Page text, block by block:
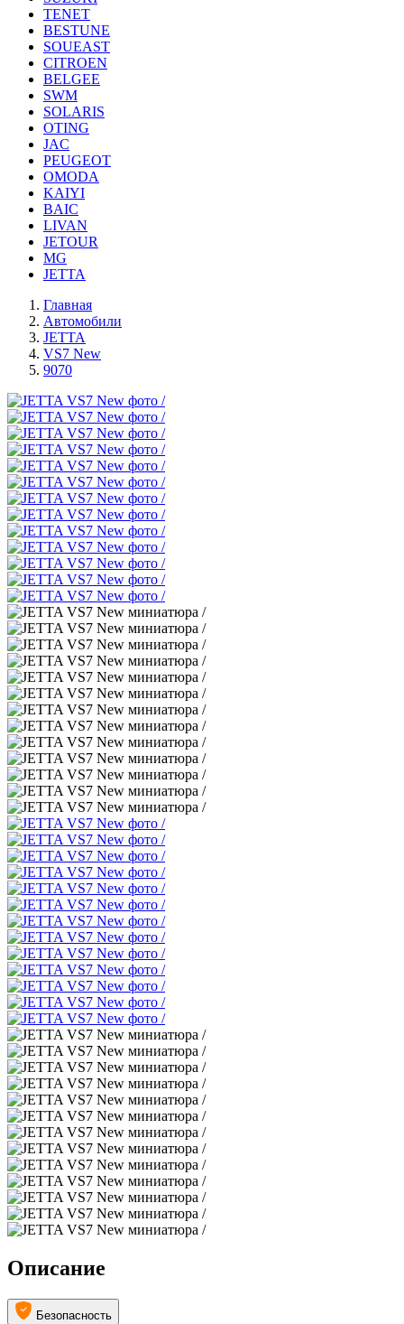
TENET
BESTUNE
SOUEAST
CITROEN
BELGEE
SWM
SOLARIS
OTING
JAC
PEUGEOT
OMODA
KAIYI
BAIC
LIVAN
JETOUR
MG
JETTA
Главная
Автомобили
JETTA
VS7 New
9070
Описание
Безопасность